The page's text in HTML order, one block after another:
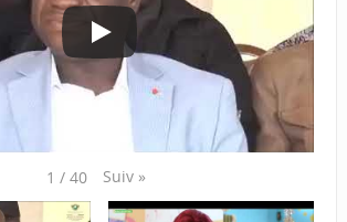
1 / 40 Suiv »